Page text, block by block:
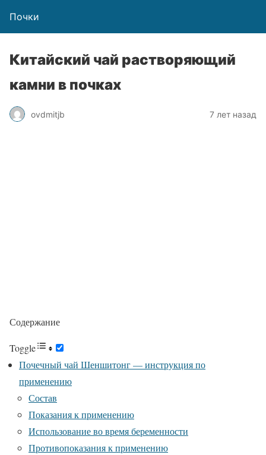
Почки
Китайский чай растворяющий
камни в почках
ovdmitjb 7 лет назад
Содержание
Toggle
Почечный чай Шеншитонг — инструкция по
применению
Состав
Показания к применению
Использование во время беременности
Противопоказания к применению